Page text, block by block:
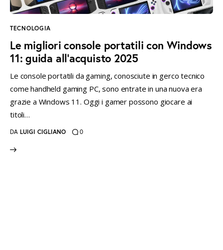
instagramm
threadstwitter-
x
rss
TECNOLOGIA
Le migliori console portatili con Windows
11: guida all’acquisto 2025
Le console portatili da gaming, conosciute in gerco tecnico
come handheld gaming PC, sono entrate in una nuova era
grazie a Windows 11. Oggi i gamer possono giocare ai
titoli…
DA LUIGI CIGLIANO 0